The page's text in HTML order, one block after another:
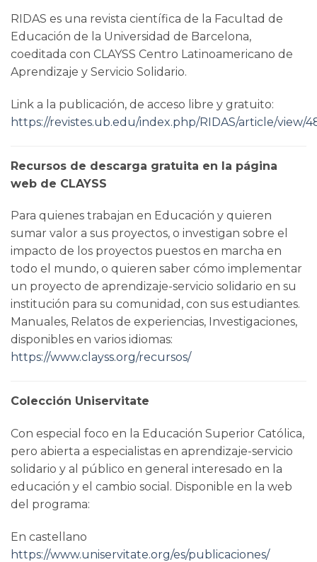
RIDAS es una revista científica de la Facultad de
Educación de la Universidad de Barcelona,
coeditada con CLAYSS Centro Latinoamericano de
Aprendizaje y Servicio Solidario.
Link a la publicación, de acceso libre y gratuito:
https://revistes.ub.edu/index.php/RIDAS/article/view/
Recursos de descarga gratuita en la página
web de CLAYSS
Para quienes trabajan en Educación y quieren
sumar valor a sus proyectos, o investigan sobre el
impacto de los proyectos puestos en marcha en
todo el mundo, o quieren saber cómo implementar
un proyecto de aprendizaje-servicio solidario en su
institución para su comunidad, con sus estudiantes.
Manuales, Relatos de experiencias, Investigaciones,
disponibles en varios idiomas:
https://www.clayss.org/recursos/
Colección Uniservitate
Con especial foco en la Educación Superior Católica,
pero abierta a especialistas en aprendizaje-servicio
solidario y al público en general interesado en la
educación y el cambio social. Disponible en la web
del programa:
En castellano
https://www.uniservitate.org/es/publicaciones/